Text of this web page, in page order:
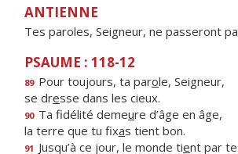
ANTIENNE
Tes paroles, Seigneur, ne passeront
PSAUME : 118-12
89 Pour toujours, ta parole, Seigneur,
se dresse dans les cieux.
90 Ta fidélité demeure d’âge en âge,
la terre que tu fixas tient bon.
91 Jusqu’à ce jour, le monde tient par